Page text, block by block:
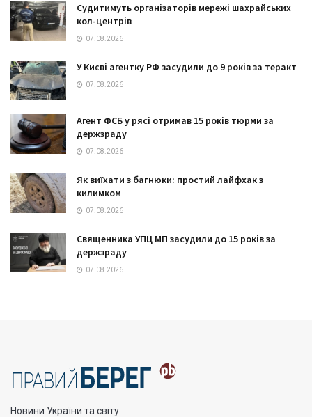
Судитимуть організаторів мережі шахрайських
кол-центрів
07.08.2026
У Києві агентку РФ засудили до 9 років за теракт
07.08.2026
Агент ФСБ у рясі отримав 15 років тюрми за
держзраду
07.08.2026
Як виїхати з багнюки: простий лайфхак з
килимком
07.08.2026
Священника УПЦ МП засудили до 15 років за
держзраду
07.08.2026
Новини України та світу